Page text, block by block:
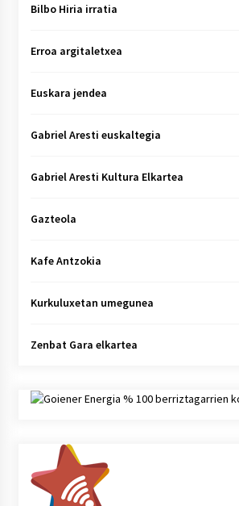
Bilbo Hiria irratia
Erroa argitaletxea
Euskara jendea
Gabriel Aresti euskaltegia
Gabriel Aresti Kultura Elkartea
Gazteola
Kafe Antzokia
Kurkuluxetan umegunea
Zenbat Gara elkartea